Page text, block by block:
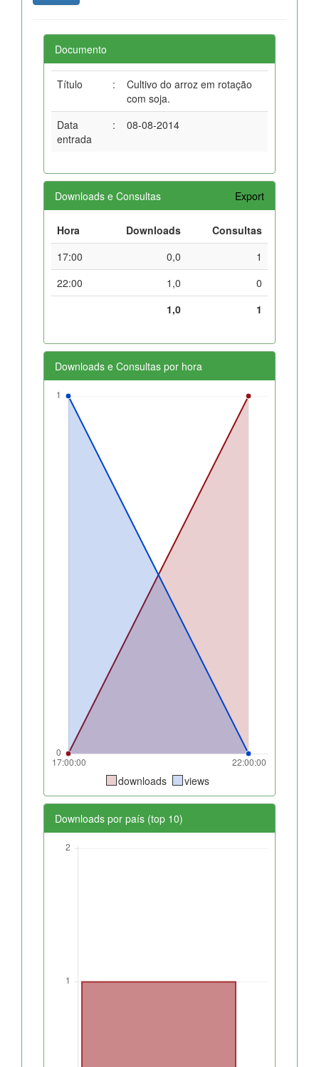
Documento
Título :
Cultivo do arroz em rotação
com soja.
Data
entrada
: 08-08-2014
Downloads e Consultas Export
Hora Downloads
Consultas
17:00
0,0
1
22:00
1,0
0
1,0
1
Downloads e Consultas por hora
downloads views
Downloads por país (top 10)